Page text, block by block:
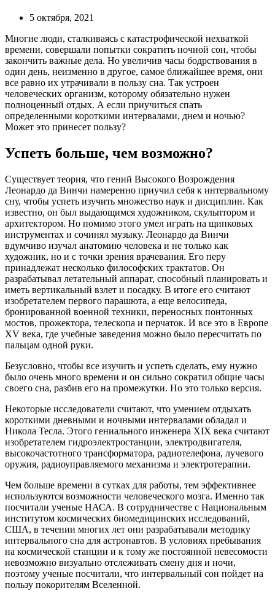
5 октября, 2021
Многие люди, сталкиваясь с катастрофической нехваткой
времени, совершали попытки сократить ночной сон, чтобы
закончить важные дела. Но увеличив часы бодрствования в
один день, неизменно в другое, самое ближайшее время, они
все равно их утрачивали в пользу сна. Так устроен
человеческих организм, которому обязательно нужен
полноценный отдых. А если приучиться спать
определенными короткими интервалами, днем и ночью?
Может это принесет пользу?
Успеть больше, чем возможно?
Существует теория, что гений Высокого Возрождения
Леонардо да Винчи намеренно приучил себя к интервальному
сну, чтобы успеть изучить множество наук и дисциплин. Как
известно, он был выдающимся художником, скульптором и
архитектором. Но помимо этого умел играть на щипковых
инструментах и сочинял музыку. Леонардо да Винчи
вдумчиво изучал анатомию человека и не только как
художник, но и с точки зрения врачевания. Его перу
принадлежат несколько философских трактатов. Он
разрабатывал летательный аппарат, способный планировать и
иметь вертикальный взлет и посадку. В итоге его считают
изобретателем первого парашюта, а еще велосипеда,
бронированной военной техники, переносных понтонных
мостов, прожектора, телескопа и перчаток. И все это в Европе
XV века, где учебные заведения можно было пересчитать по
пальцам одной руки.
Безусловно, чтобы все изучить и успеть сделать, ему нужно
было очень много времени и он сильно сократил общие часы
своего сна, разбив его на промежутки. Но это только версия.
Некоторые исследователи считают, что умением отдыхать
короткими дневными и ночными интервалами обладал и
Никола Тесла. Этого гениального инженера XIX века считают
изобретателем гидроэлектростанции, электродвигателя,
высокочастотного трансформатора, радиотелефона, лучевого
оружия, радиоуправляемого механизма и электротерапии.
Чем больше времени в сутках для работы, тем эффективнее
используются возможности человеческого мозга. Именно так
посчитали ученые НАСА. В сотрудничестве с Национальным
институтом космических биомедицинских исследований,
США, в течении многих лет они разрабатывали методику
интервального сна для астронавтов. В условиях пребывания
на космической станции и к тому же постоянной невесомости
невозможно визуально отслеживать смену дня и ночи,
поэтому ученые посчитали, что интервальный сон пойдет на
пользу покорителям Вселенной.